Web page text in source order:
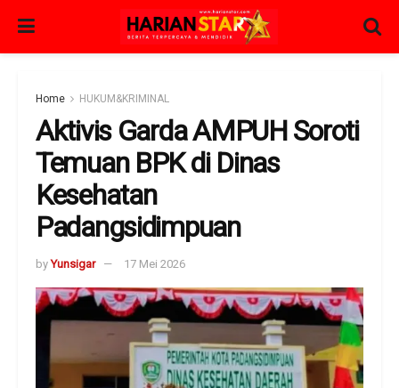
Home HUKUM&KRIMINAL
Aktivis Garda AMPUH Soroti
Temuan BPK di Dinas
Kesehatan
Padangsidimpuan
by Yunsigar 17 Mei 2026